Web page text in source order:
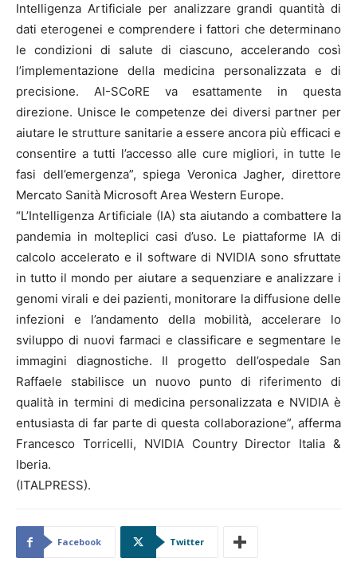
Intelligenza Artificiale per analizzare grandi quantità di
dati eterogenei e comprendere i fattori che determinano
le condizioni di salute di ciascuno, accelerando così
l’implementazione della medicina personalizzata e di
precisione. AI-SCoRE va esattamente in questa
direzione. Unisce le competenze dei diversi partner per
aiutare le strutture sanitarie a essere ancora più efficaci e
consentire a tutti l’accesso alle cure migliori, in tutte le
fasi dell’emergenza”, spiega Veronica Jagher, direttore
Mercato Sanità Microsoft Area Western Europe.
“L’Intelligenza Artificiale (IA) sta aiutando a combattere la
pandemia in molteplici casi d’uso. Le piattaforme IA di
calcolo accelerato e il software di NVIDIA sono sfruttate
in tutto il mondo per aiutare a sequenziare e analizzare i
genomi virali e dei pazienti, monitorare la diffusione delle
infezioni e l’andamento della mobilità, accelerare lo
sviluppo di nuovi farmaci e classificare e segmentare le
immagini diagnostiche. Il progetto dell’ospedale San
Raffaele stabilisce un nuovo punto di riferimento di
qualità in termini di medicina personalizzata e NVIDIA è
entusiasta di far parte di questa collaborazione”, afferma
Francesco Torricelli, NVIDIA Country Director Italia &
Iberia.
(ITALPRESS).
Facebook Twitter